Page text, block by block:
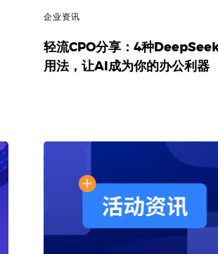
企业资讯
轻流CPO分享：4种
用法，让AI成为你的办公利器